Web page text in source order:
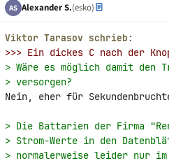
AS Alexander S.(esko)
Viktor Tarasov schrieb:
>>> Ein dickes C nach der
> Wäre es möglich damit den
> versorgen?
Nein, eher für
> Die Battarien der Firma
> Strom-Werte in den
> normalerweise leider nur